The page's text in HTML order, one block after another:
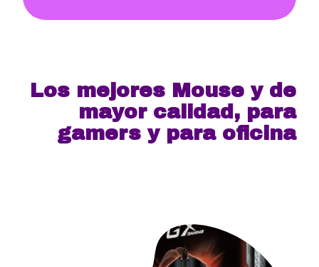
Los mejores Mouse y de
mayor calidad, para
gamers y para oficina